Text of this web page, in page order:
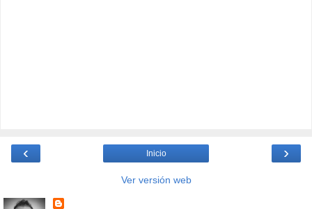
‹ ›
Inicio
Ver versión web